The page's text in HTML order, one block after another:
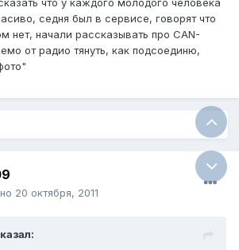
что у каждого молодого человека
седня был в сервисе, говорят что
нет, начали рассказывать про CAN-
от радио тянуть, как подсоединю,
20 октября, 2011